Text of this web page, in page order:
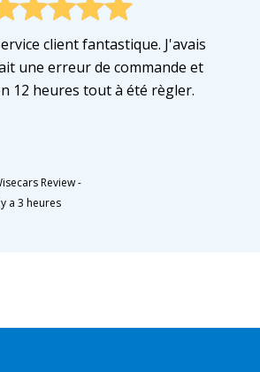
client fantastique. J'avais
une erreur de commande et
12 heures tout à été règler.
Review-
a 3 heures